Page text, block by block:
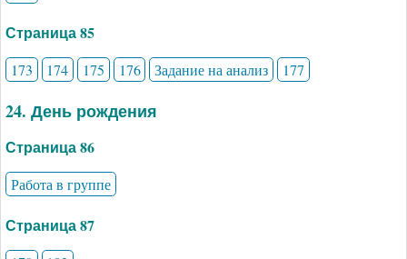
Страница 85
173 174 175 176 Задание на анализ 177
24. День рождения
Страница 86
Работа в группе
Страница 87